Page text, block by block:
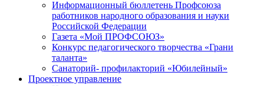
Информационный бюллетень Профсоюза
работников народного образования и науки
Российской Федерации
Газета «Мой ПРОФСОЮЗ»
Конкурс педагогического творчества «Грани
таланта»
Санаторий- профилакторий «Юбилейный»
Проектное управление